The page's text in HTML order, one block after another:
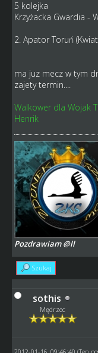
5 kolejka
Krzyżacka Gwardia -
2. Apator Toruń
ma juz mecz w tym
zajety termin....
Walkower dla Wojak
Henrik
Pozdrawiam @ll
Szukaj
sothis
Mędrzec